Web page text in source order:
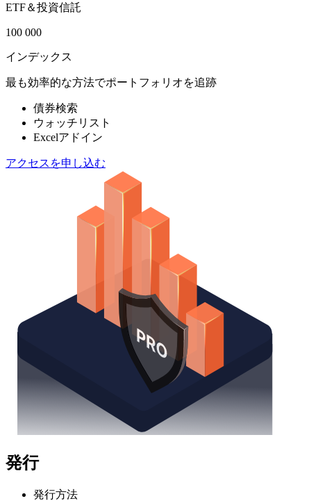
ETF＆投資信託
100 000
インデックス
最も効率的な方法でポートフォリオを追跡
債券検索
ウォッチリスト
Excelアドイン
アクセスを申し込む
発行
発行方法